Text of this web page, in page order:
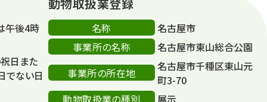
午後4時
日また
でない日
名称
名古屋市
事業所の名称
名古屋市東山総合公園
事業所の所在地
名古屋市千種区東山元
町3-70
動物取扱業の種別
展示